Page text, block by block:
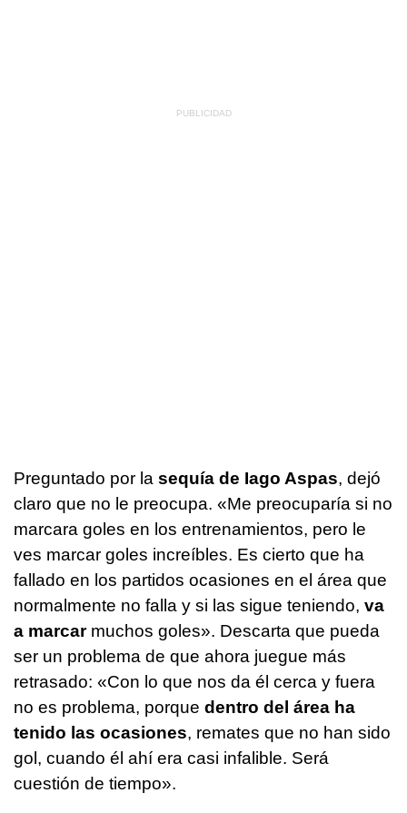
Preguntado por la sequía de Iago Aspas, dejó
claro que no le preocupa. «Me preocuparía si no
marcara goles en los entrenamientos, pero le
ves marcar goles increíbles. Es cierto que ha
fallado en los partidos ocasiones en el área que
normalmente no falla y si las sigue teniendo, va
a marcarmuchos goles». Descarta que pueda
ser un problema de que ahora juegue más
retrasado: «Con lo que nos da él cerca y fuera
no es problema, porque dentro del área ha
tenido las ocasiones, remates que no han sido
gol, cuando él ahí era casi infalible. Será
cuestión de tiempo».